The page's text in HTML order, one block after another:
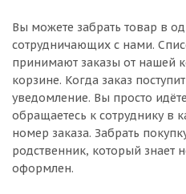
Вы можете забрать товар в
сотрудничающих с нами.
принимают заказы от нашей
корзине. Когда заказ
уведомление. Вы просто
обращаетесь к сотруднику в
номер заказа. Забрать
родственник, который знает
оформлен.